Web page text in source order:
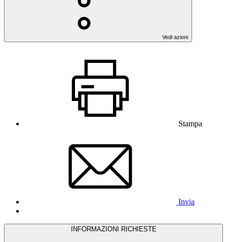
Vedi azioni
Stampa
Invia
INFORMAZIONI RICHIESTE